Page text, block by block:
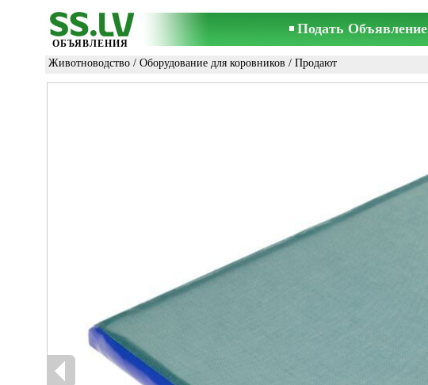
ОБЪЯВЛЕНИЯ
Подать Объявление
Животноводство / Оборудование для коровников / Продают